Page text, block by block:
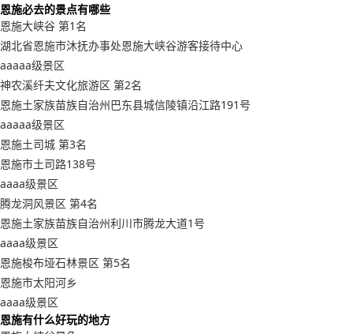
恩施必去的景点有哪些
恩施大峡谷 第1名
湖北省恩施市沐抚办事处恩施大峡谷游客接待中心
aaaaa级景区
神农溪纤夫文化旅游区 第2名
恩施土家族苗族自治州巴东县城信陵镇沿江路191号
aaaaa级景区
恩施土司城 第3名
恩施市土司路138号
aaaa级景区
腾龙洞风景区 第4名
恩施土家族苗族自治州利川市腾龙大道1号
aaaa级景区
恩施梭布垭石林景区 第5名
恩施市太阳河乡
aaaa级景区
恩施有什么好玩的地方